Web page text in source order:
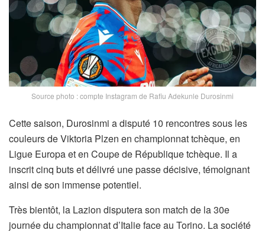
Source photo : compte Instagram de Rafiu Adekunle Durosinmi
Cette saison, Durosinmi a disputé 10 rencontres sous les
couleurs de Viktoria Plzen en championnat tchèque, en
Ligue Europa et en Coupe de République tchèque. Il a
inscrit cinq buts et délivré une passe décisive, témoignant
ainsi de son immense potentiel.
Très bientôt, la Lazion disputera son match de la 30e
journée du championnat d’Italie face au Torino. La société